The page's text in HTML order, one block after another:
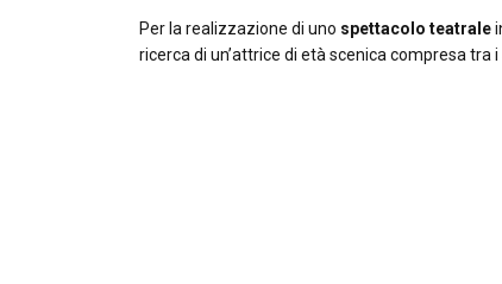
Per la realizzazione di uno spettacolo teatrale
ricerca di un’attrice di età scenica compresa tra